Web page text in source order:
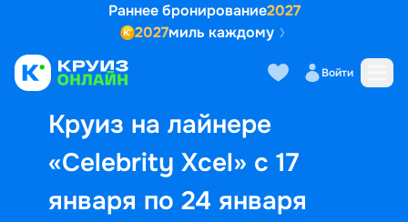
Раннее бронирование2027
2027миль каждому
Войти
Круиз на лайнере
«Celebrity Xcel» с 17
января по 24 января
Выбор кают Маршрут и